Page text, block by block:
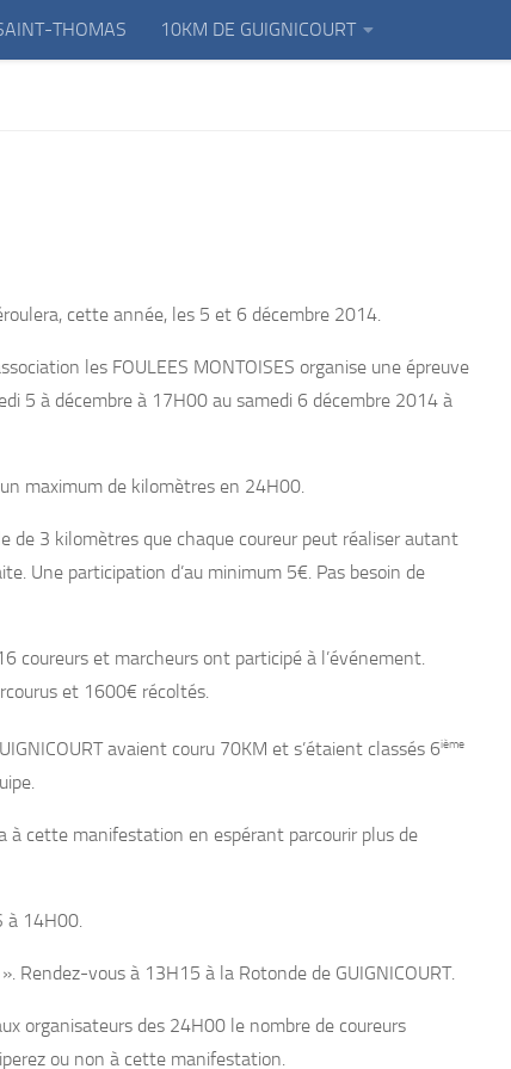
THOMAS 10KM DE GUIGNICOURT
cette année, les 5 et 6 décembre 2014.
les FOULEES MONTOISES organise une épreuve
5 à décembre à 17H00 au samedi 6 décembre 2014 à
un maximum de kilomètres en 24H00.
de 3 kilomètres que chaque coureur peut réaliser autant
Une participation d’au minimum 5€. Pas besoin de
coureurs et marcheurs ont participé à l’événement.
et 1600€ récoltés.
avaient couru 70KM et s’étaient classés 6ième
à cette manifestation en espérant parcourir plus de
à 14H00.
Rendez-vous à 13H15 à la Rotonde de GUIGNICOURT.
organisateurs des 24H00 le nombre de coureurs
ou non à cette manifestation.